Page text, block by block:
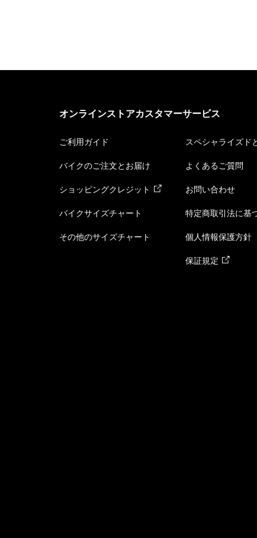
オンラインストアカスタマーサービス
ご利用ガイド
バイクのご注文とお届け
ショッピングクレジット
バイクサイズチャート
その他のサイズチャート
スペシャライズド
よくあるご質問
お問い合わせ
特定商取引法に基
個人情報保護方針
保証規定